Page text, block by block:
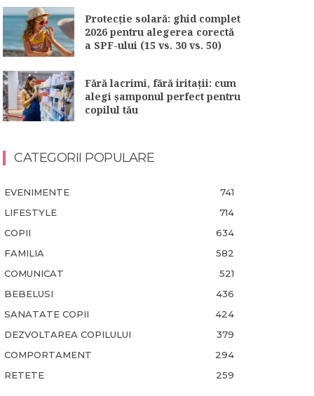
Protecție solară: ghid complet
2026 pentru alegerea corectă
a SPF-ului (15 vs. 30 vs. 50)
Fără lacrimi, fără iritații: cum
alegi șamponul perfect pentru
copilul tău
CATEGORII POPULARE
EVENIMENTE
741
LIFESTYLE
714
COPII
634
FAMILIA
582
COMUNICAT
521
BEBELUSI
436
SANATATE COPII
424
DEZVOLTAREA COPILULUI
379
COMPORTAMENT
294
RETETE
259